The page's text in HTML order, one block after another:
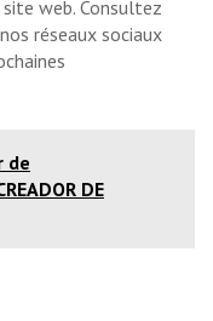
web. Consultez
réseaux sociaux
de
DE